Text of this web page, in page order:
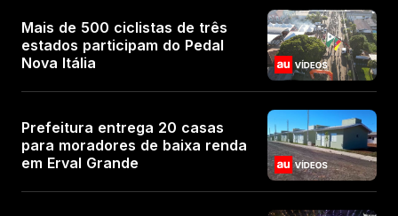
Mais de 500 ciclistas de três
estados participam do Pedal
Nova Itália
Prefeitura entrega 20 casas
para moradores de baixa renda
em Erval Grande